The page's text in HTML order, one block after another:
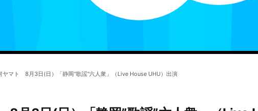
ヤマト 8月3日(日）「静岡"歌謡"六人衆」（Live House UHU）出演